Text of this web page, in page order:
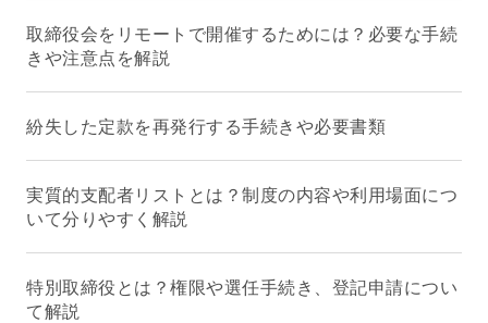
取締役会をリモートで開催するためには？必要な手続
きや注意点を解説
紛失した定款を再発行する手続きや必要書類
実質的支配者リストとは？制度の内容や利用場面につ
いて分りやすく解説
特別取締役とは？権限や選任手続き、登記申請につい
て解説